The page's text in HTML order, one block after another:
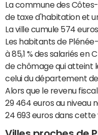
La commune des
de taxe d'habitation et
La ville cumule 574
Les habitants de
à 85,1 % des salariés en
de chômage qui atteint
celui du département
Alors que le revenu
29 464 euros au niveau
24 693 euros dans cette